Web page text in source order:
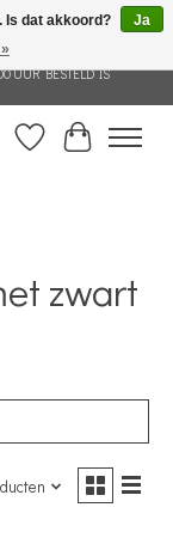
DEZE WEBSHOP IS
UUR BESTELD IS
Verlanglijst
zwart
Is dat akkoord?
Ja